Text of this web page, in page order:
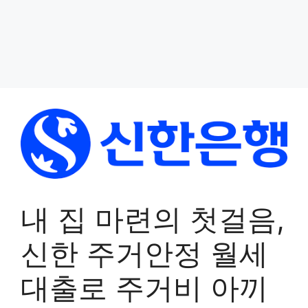
내 집 마련의 첫걸음,
신한 주거안정 월세
대출로 주거비 아끼